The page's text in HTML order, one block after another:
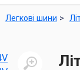
Легкові шини